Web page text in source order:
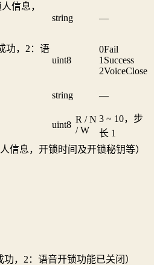
信息，
string —
功，2：语
uint8
0Fail
1 Success
2VoiceClose
string —
uint8
R / N
/ W
3 ~ 10，步
长 1
信息，开锁时间及开锁秘钥等）
，2：语音开锁功能已关闭）